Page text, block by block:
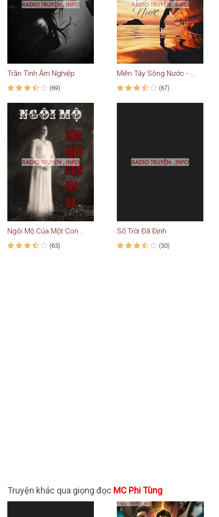
Trần Tình Âm Nghiệp
(69)
Miền Tây Sông Nước - Truyện Ma
(67)
Ngôi Mộ Của Một Con Ma Da
(63)
Số Trời Đã Định
(30)
Truyện khác qua giọng đọc MC Phi Tùng